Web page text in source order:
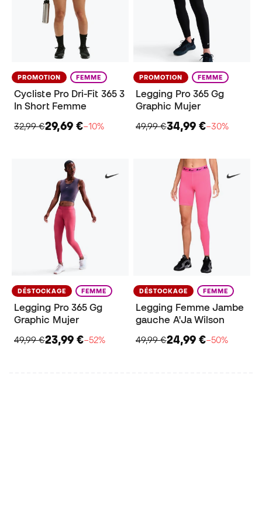
PROMOTION FEMME
Cycliste Pro Dri-Fit 365 3
In Short Femme
32,99 €29,69 €−10%
PROMOTION FEMME
Legging Pro 365 Gg
Graphic Mujer
49,99 €34,99 €−30%
DÉSTOCKAGE FEMME
Legging Pro 365 Gg
Graphic Mujer
49,99 €23,99 €−52%
DÉSTOCKAGE FEMME
Legging Femme Jambe
gauche A'Ja Wilson
49,99 €24,99 €−50%